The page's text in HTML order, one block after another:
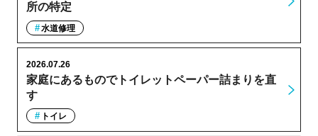
所の特定
水道修理
家庭にあるものでトイレットペーパー詰まりを直
す
2026.07.26
トイレ